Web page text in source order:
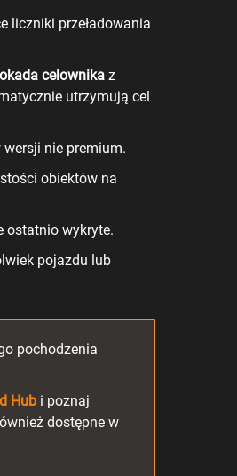
liczniki przeładowania
celownika z
utrzymują cel
nie premium.
obiektów na
ostatnio wykryte.
pojazdu lub
pochodzenia
Hub i poznaj
dostępne w